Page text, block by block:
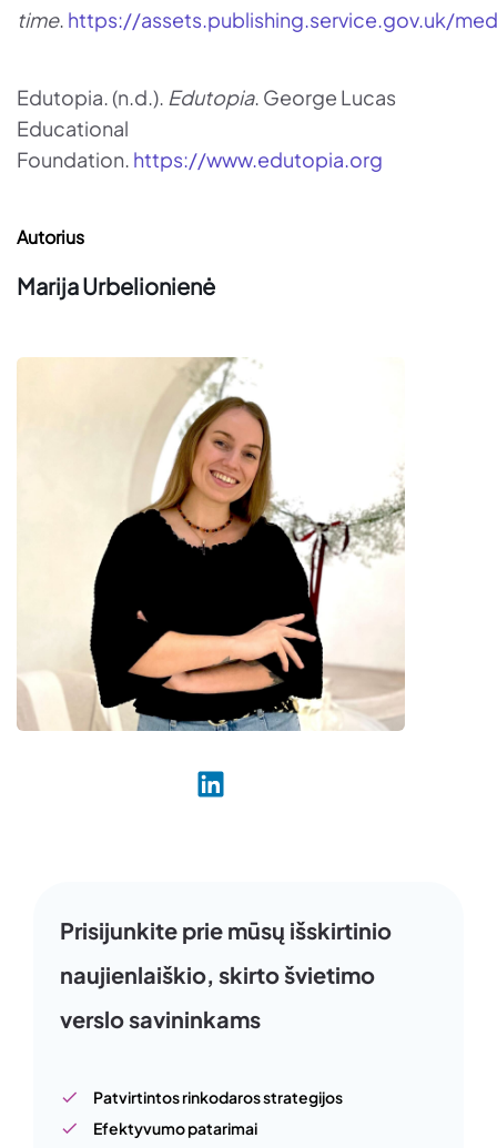
time. https://assets.publishing.service.gov.uk/
Edutopia. (n.d.). Edutopia. George Lucas
Educational
Foundation. https://www.edutopia.org
Autorius
Marija Urbelionienė
Prisijunkite prie mūsų išskirtinio
naujienlaiškio, skirto švietimo
verslo savininkams
Patvirtintos rinkodaros strategijos
Efektyvumo patarimai